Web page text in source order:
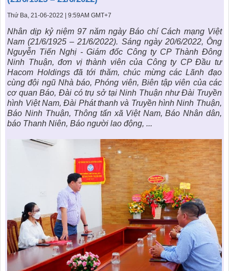
THÀNH ĐÔNG VỚI XÃ HÔI
THƯ VIỆN PHÁP LUẬT
LIÊN HỆ & GIẢI ĐÁP
KIẾN TRÚC & PHONG THUỶ
TIN TỨC CÔNG TY
TIN TỨC TỔNG HỢP
Thứ Ba, 21-06-2022 | 9:59AM GMT+7
Nhân dịp kỷ niệm 97 năm ngày Báo chí Cách mạng Việt
Nam (21/6/1925 – 21/6/2022). Sáng ngày 20/6/2022, Ông
Nguyễn Tiến Nghị - Giám đốc Công ty CP Thành Đông
Ninh Thuận, đơn vị thành viên của Công ty CP Đầu tư
Hacom Holdings đã tới thăm, chúc mừng các Lãnh đạo
cùng đội ngũ Nhà báo, Phóng viên, Biên tập viên của các
cơ quan Báo, Đài có trụ sở tại Ninh Thuận như Đài Truyền
hình Việt Nam, Đài Phát thanh và Truyền hình Ninh Thuận,
Báo Ninh Thuận, Thông tấn xã Việt Nam, Báo Nhân dân,
báo Thanh Niên, Báo người lao động, ...